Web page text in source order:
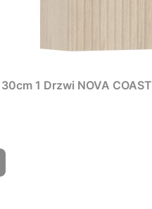
1 Drzwi NOVA